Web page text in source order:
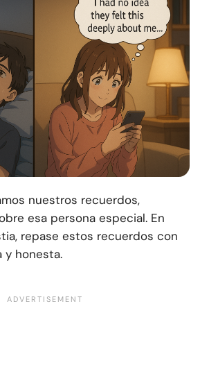
nuestros recuerdos,
esa persona especial. En
repase estos recuerdos con
y honesta.